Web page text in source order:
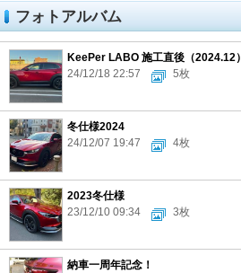
フォトアルバム
KeePer LABO 施工直後（2024.12）
24/12/18 22:57
5枚
冬仕様2024
24/12/07 19:47
4枚
2023冬仕様
23/12/10 09:34
3枚
納車一周年記念！